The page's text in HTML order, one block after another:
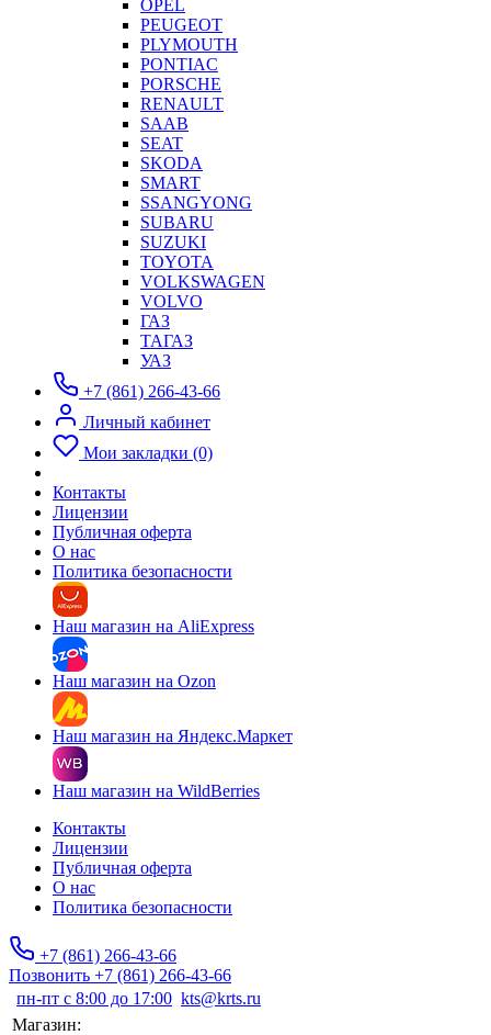
OPEL
PEUGEOT
PLYMOUTH
PONTIAC
PORSCHE
RENAULT
SAAB
SEAT
SKODA
SMART
SSANGYONG
SUBARU
SUZUKI
TOYOTA
VOLKSWAGEN
VOLVO
ГАЗ
ТАГАЗ
УАЗ
+7 (861) 266-43-66
Личный кабинет
Мои закладки (0)
Контакты
Лицензии
Публичная оферта
О нас
Политика безопасности
Наш магазин на AliExpress
Наш магазин на Ozon
Наш магазин на Яндекс.Маркет
Наш магазин на WildBerries
Контакты
Лицензии
Публичная оферта
О нас
Политика безопасности
+7 (861) 266-43-66
Позвонить +7 (861) 266-43-66
пн-пт с 8:00 до 17:00 kts@krts.ru
Магазин: